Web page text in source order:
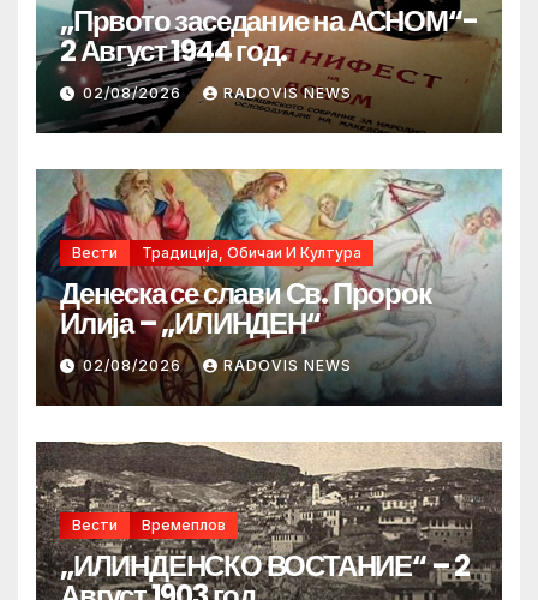
„Првото заседание на АСНОМ“-
2 Август 1944 год.
02/08/2026 RADOVIS NEWS
Вести Традиција, Обичаи И Култура
Денеска се слави Св. Пророк
Илија – „ИЛИНДЕН“
02/08/2026 RADOVIS NEWS
Вести Времеплов
„ИЛИНДЕНСКО ВОСТАНИЕ“ – 2